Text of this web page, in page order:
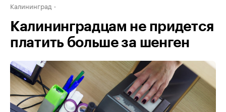
Калининград
Калининградцам не придется
платить больше за шенген